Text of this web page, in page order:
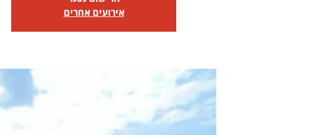
אירועים אחרים